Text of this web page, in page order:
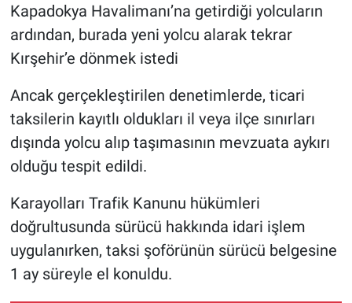
Kapadokya Havalimanı’na getirdiği yolcuların
ardından, burada yeni yolcu alarak tekrar
Kırşehir’e dönmek istedi
Ancak gerçekleştirilen denetimlerde, ticari
taksilerin kayıtlı oldukları il veya ilçe sınırları
dışında yolcu alıp taşımasının mevzuata aykırı
olduğu tespit edildi.
Karayolları Trafik Kanunu hükümleri
doğrultusunda sürücü hakkında idari işlem
uygulanırken, taksi şoförünün sürücü belgesine
1 ay süreyle el konuldu.